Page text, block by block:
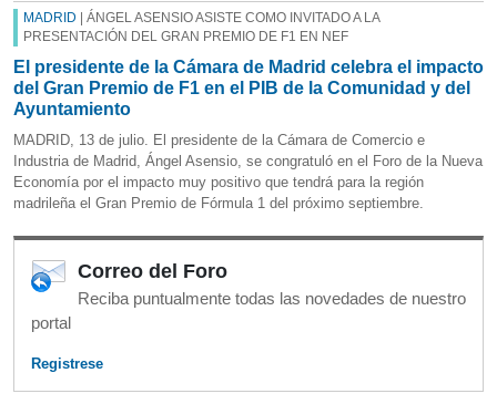
MADRID | ÁNGEL ASENSIO ASISTE COMO INVITADO A LA
PRESENTACIÓN DEL GRAN PREMIO DE F1 EN NEF
El presidente de la Cámara de Madrid celebra el impacto
del Gran Premio de F1 en el PIB de la Comunidad y del
Ayuntamiento
MADRID, 13 de julio. El presidente de la Cámara de Comercio e
Industria de Madrid, Ángel Asensio, se congratuló en el Foro de la Nueva
Economía por el impacto muy positivo que tendrá para la región
madrileña el Gran Premio de Fórmula 1 del próximo septiembre.
Correo del Foro
Reciba puntualmente todas las novedades de nuestro
portal
Registrese